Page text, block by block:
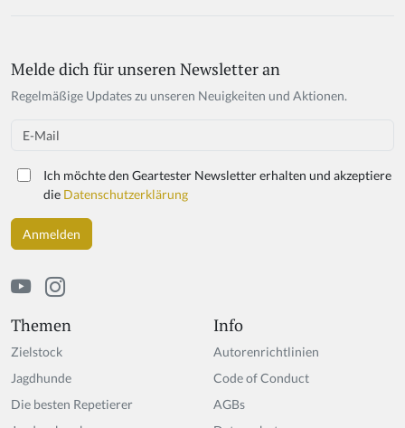
Themen
Zielstock
Jagdhunde
Die besten Repetierer
Info
Autorenrichtlinien
Code of Conduct
AGBs
Melde dich für unseren Newsletter an
Regelmäßige Updates zu unseren Neuigkeiten und Aktionen.
Email
Ich möchte den Geartester Newsletter erhalten und akzeptiere
die Datenschutzerklärung